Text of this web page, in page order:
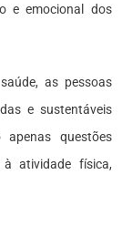
e emocional dos
as pessoas
e sustentáveis
questões
atividade física,